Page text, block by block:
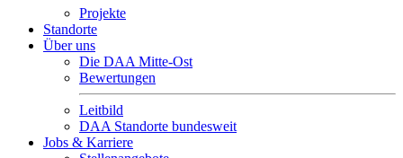
Projekte
Standorte
Über uns
Die DAA Mitte-Ost
Bewertungen
Leitbild
DAA Standorte bundesweit
Jobs & Karriere